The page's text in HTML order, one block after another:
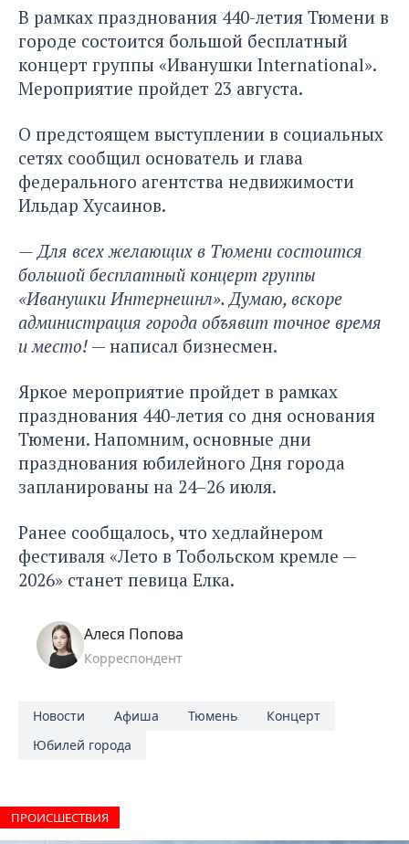
В рамках празднования 440-летия Тюмени в
городе состоится большой бесплатный
концерт группы «Иванушки International».
Мероприятие пройдет 23 августа.
О предстоящем выступлении в социальных
сетях сообщил основатель и глава
федерального агентства недвижимости
Ильдар Хусаинов.
— Для всех желающих в Тюмени состоится
большой бесплатный концерт группы
«Иванушки Интернешнл». Думаю, вскоре
администрация города объявит точное время
и место! — написал бизнесмен.
Яркое мероприятие пройдет в рамках
празднования 440-летия со дня основания
Тюмени. Напомним, основные дни
празднования юбилейного Дня города
запланированы на 24–26 июля.
Ранее сообщалось, что хедлайнером
фестиваля «Лето в Тобольском кремле —
2026» станет певица Елка.
Алеся Попова
Корреспондент
Новости Афиша Тюмень
Концерт
Юбилей города
ПРОИCШЕСТВИЯ